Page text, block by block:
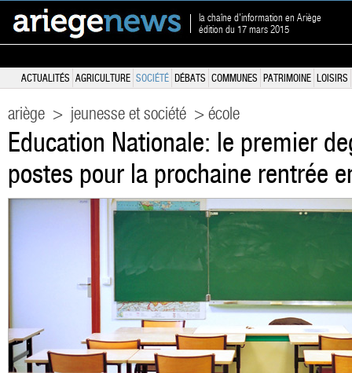
la chaîne d'information en Ariège
édition du 17 mars 2015
ACTUALITÉS AGRICULTURE SOCIÉTÉ DÉBATS COMMUNES PATRIMOINE LOISIRS
ariège > jeunesse et société > école
Education Nationale: le premier
postes pour la prochaine rentrée